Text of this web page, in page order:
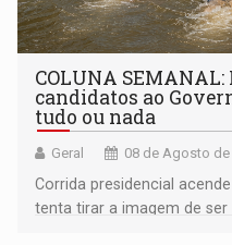
COLUNA
candidatos ao
tudo ou nada
Geral 08 de Agosto de
Corrida presidencial
tenta tirar a imagem de